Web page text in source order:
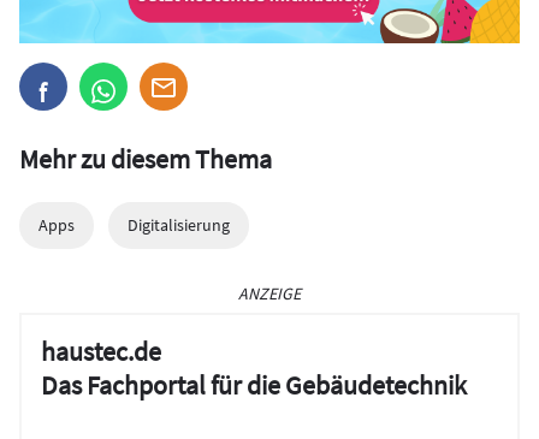
Mehr zu diesem Thema
Apps Digitalisierung
ANZEIGE
haustec.de
Das Fachportal für die Gebäudetechnik